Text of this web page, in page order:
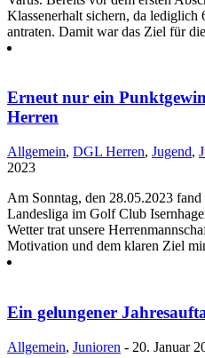
Klassenerhalt sichern, da lediglich
antraten. Damit war das Ziel für
Erneut nur ein
Herren
Allgemein, DGL Herren, Jugend,
2023
Am Sonntag, den 28.05.2023
Landesliga im Golf Club
Wetter trat unsere
Motivation und dem klaren Ziel
Ein gelungener
Allgemein, Junioren - 20. Januar